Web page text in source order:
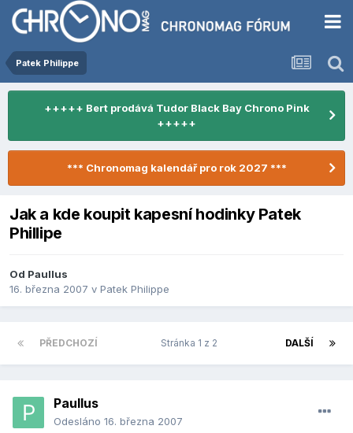
Patek Philippe
+++++ Bert prodává Tudor Black Bay Chrono Pink
+++++
*** Chronomag kalendář pro rok 2027 ***
Jak a kde koupit kapesní hodinky Patek
Phillipe
Od Paullus
16. března 2007 v Patek Philippe
PŘEDCHOZÍ DALŠÍ
Stránka 1 z 2
Paullus
Odesláno 16. března 2007